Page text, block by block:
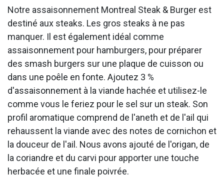
Notre assaisonnement Montreal Steak & Burger est
destiné aux steaks. Les gros steaks à ne pas
manquer. Il est également idéal comme
assaisonnement pour hamburgers, pour préparer
des smash burgers sur une plaque de cuisson ou
dans une poêle en fonte. Ajoutez 3 %
d'assaisonnement à la viande hachée et utilisez-le
comme vous le feriez pour le sel sur un steak. Son
profil aromatique comprend de l'aneth et de l'ail qui
rehaussent la viande avec des notes de cornichon et
la douceur de l'ail. Nous avons ajouté de l'origan, de
la coriandre et du carvi pour apporter une touche
herbacée et une finale poivrée.